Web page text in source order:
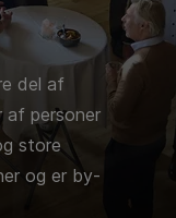
del af
af personer
store
og er by-